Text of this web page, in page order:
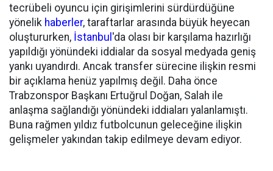
tecrübeli oyuncu için girişimlerini sürdürdüğüne
yönelik haberler, taraftarlar arasında büyük heyecan
oluştururken, İstanbul 'da olası bir karşılama hazırlığı
yapıldığı yönündeki iddialar da sosyal medyada geniş
yankı uyandırdı. Ancak transfer sürecine ilişkin resmi
bir açıklama henüz yapılmış değil. Daha önce
Trabzonspor Başkanı Ertuğrul Doğan, Salah ile
anlaşma sağlandığı yönündeki iddiaları yalanlamıştı.
Buna rağmen yıldız futbolcunun geleceğine ilişkin
gelişmeler yakından takip edilmeye devam ediyor.